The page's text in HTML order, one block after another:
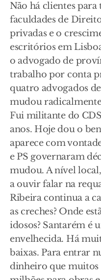
Não há clientes
faculdades de
privadas e o
escritórios em
o advogado de
trabalho por conta
quatro advogados
mudou
Fui militante do
anos. Hoje dou o
aparece com
e PS governaram
mudou. A nível
a ouvir falar na
Ribeira continua a
as creches? Onde
idosos? Santarém é
envelhecida. Há
baixas. Para entrar
dinheiro que muitos